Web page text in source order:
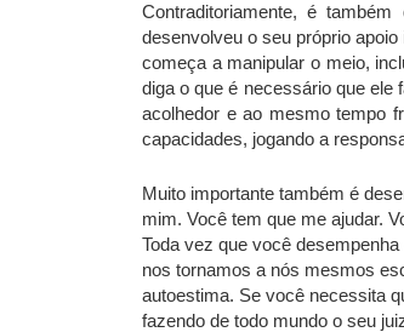
Contraditoriamente, é
desenvolveu o seu próprio
começa a manipular o meio,
diga o que é necessário que ele
acolhedor e ao mesmo tempo
capacidades, jogando a
Muito importante também é
mim. Você tem que me ajudar.
Toda vez que você
nos tornamos a nós mesmos
autoestima. Se você necessita
fazendo de todo mundo o seu